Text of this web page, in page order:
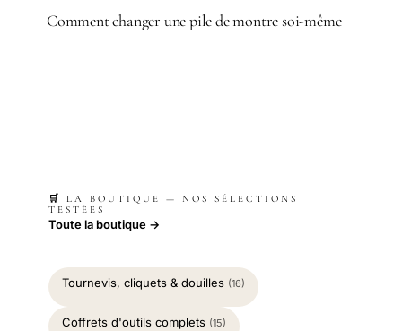
Comment changer une pile de montre soi-même
🛒 LA BOUTIQUE — NOS SÉLECTIONS
TESTÉES
Toute la boutique →
Tournevis, cliquets & douilles (16)
Coffrets d'outils complets (15)